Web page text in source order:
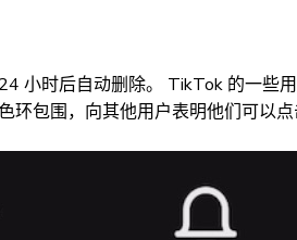
小时后自动删除。 TikTok 的一些
包围，向其他用户表明他们可以